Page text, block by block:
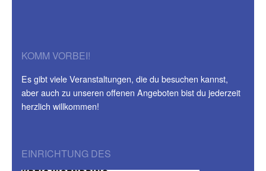
KOMM VORBEI!
Es gibt viele Veranstaltungen, die du besuchen kannst,
aber auch zu unseren offenen Angeboten bist du jederzeit
herzlich willkommen!
EINRICHTUNG DES